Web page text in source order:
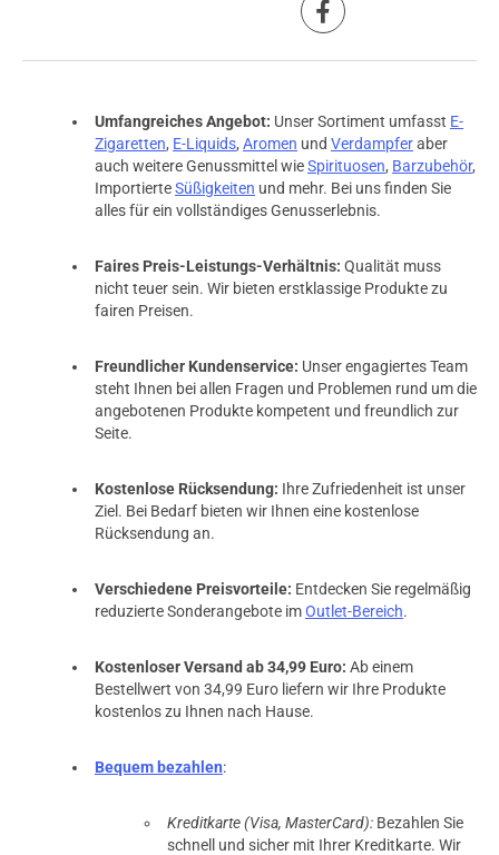
Umfangreiches Angebot: Unser Sortiment umfasst E-
Zigaretten, E-Liquids, Aromen und Verdampferaber
auch weitere Genussmittel wieSpirituosen, Barzubehör,
ImportierteSüßigkeiten und mehr. Bei uns finden Sie
alles für ein vollständiges Genusserlebnis.
Faires Preis-Leistungs-Verhältnis: Qualität muss
nicht teuer sein. Wir bieten erstklassige Produkte zu
fairen Preisen.
Freundlicher Kundenservice: Unser engagiertes Team
steht Ihnen bei allen Fragen und Problemen rund um die
angebotenen Produkte kompetent und freundlich zur
Seite.
Kostenlose Rücksendung: Ihre Zufriedenheit ist unser
Ziel. Bei Bedarf bieten wir Ihnen eine kostenlose
Rücksendung an.
Verschiedene Preisvorteile: Entdecken Sie regelmäßig
reduzierte Sonderangebote imOutlet-Bereich.
Kostenloser Versand ab 34,99 Euro: Ab einem
Bestellwert von 34,99 Euro liefern wir Ihre Produkte
kostenlos zu Ihnen nach Hause.
Bequem bezahlen:
Kreditkarte (Visa, MasterCard): Bezahlen Sie
schnell und sicher mit Ihrer Kreditkarte. Wir